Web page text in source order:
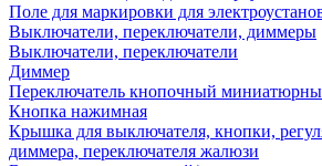
Поле для маркировки для
Выключатели, переключатели, диммеры
Выключатели, переключатели
Диммер
Переключатель кнопочный
Кнопка нажимная
Крышка для выключателя, кнопки,
диммера, переключателя жалюзи